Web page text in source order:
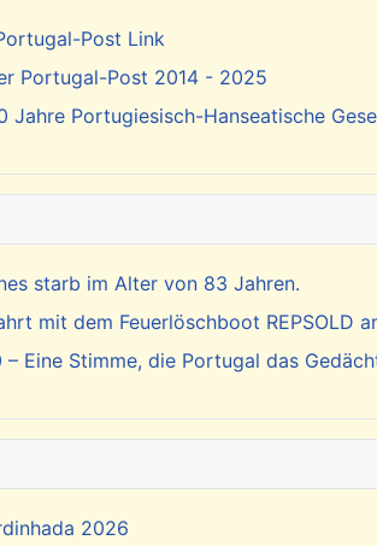
Post Link
Portugal-Post 2014 - 2025
Portugiesisch-Hanseatische
starb im Alter von 83 Jahren.
mit dem Feuerlöschboot REPSOLD
Eine Stimme, die Portugal das
2026